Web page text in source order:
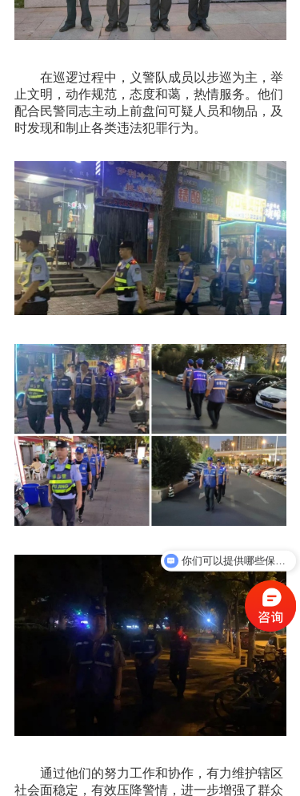
在巡逻过程中，义警队成员以步巡为主，举
止文明，动作规范，态度和蔼，热情服务。他们
配合民警同志主动上前盘问可疑人员和物品，及
时发现和制止各类违法犯罪行为。
通过他们的努力工作和协作，有力维护辖区
社会面稳定，有效压降警情，进一步增强了群众